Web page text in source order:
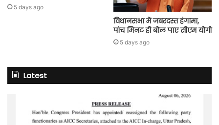
5 days ago
विधानसभा में जबरदस्त हंगामा,
पांच मिनट ही बोल पाए सीएम योगी
5 days ago
Latest